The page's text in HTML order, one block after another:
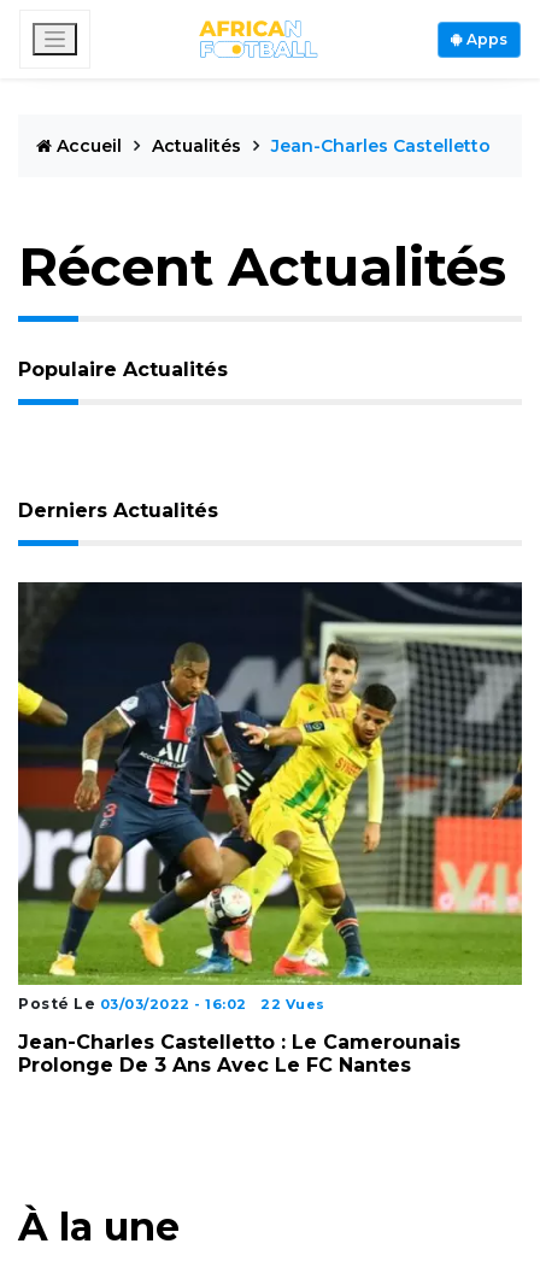
Apps
Accueil Actualités Jean-Charles Castelletto
Récent Actualités
Populaire Actualités
Derniers Actualités
Posté Le 03/03/2022 - 16:02 22 Vues
Jean-Charles Castelletto : Le Camerounais
Prolonge De 3 Ans Avec Le FC Nantes
À la une